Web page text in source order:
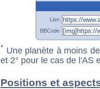
Lien
BBCode
* Une planète à moins
et 2° pour le cas de l'AS
Positions et